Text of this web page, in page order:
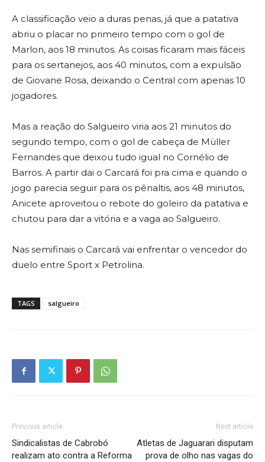
A classificação veio a duras penas, já que a patativa
abriu o placar no primeiro tempo com o gol de
Marlon, aos 18 minutos. As coisas ficaram mais fáceis
para os sertanejos, aos 40 minutos, com a expulsão
de Giovane Rosa, deixando o Central com apenas 10
jogadores.
Mas a reação do Salgueiro viria aos 21 minutos do
segundo tempo, com o gol de cabeça de Müller
Fernandes que deixou tudo igual no Cornélio de
Barros. A partir dai o Carcará foi pra cima e quando o
jogo parecia seguir para os pênaltis, aos 48 minutos,
Anicete aproveitou o rebote do goleiro da patativa e
chutou para dar a vitória e a vaga ao Salgueiro.
Nas semifinais o Carcará vai enfrentar o vencedor do
duelo entre Sport x Petrolina.
TAGS salgueiro
Previous article
Sindicalistas de Cabrobó
realizam ato contra a Reforma
Next article
Atletas de Jaguarari disputam
prova de olho nas vagas do